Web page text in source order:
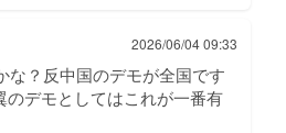
2026/06/04 09:33
な？反中国のデモが全国です
のデモとしてはこれが一番有